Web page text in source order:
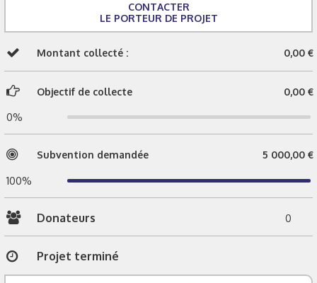
CONTACTER
LE PORTEUR DE PROJET
Montant collecté : 0,00 €
Objectif de collecte 0,00 €
0%
Subvention demandée 5 000,00 €
100%
Donateurs 0
Projet terminé